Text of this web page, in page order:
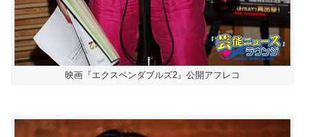
映画『エクスペンダブルズ2』公開アフレコ